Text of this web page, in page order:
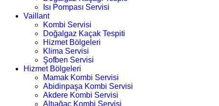
Isı Pompası Servisi
Vaillant
Kombi Servisi
Doğalgaz Kaçak Tespiti
Hizmet Bölgeleri
Klima Servisi
Şofben Servisi
Hizmet Bölgeleri
Mamak Kombi Servisi
Abidinpaşa Kombi Servisi
Akdere Kombi Servisi
Altıağaç Kombi Servisi